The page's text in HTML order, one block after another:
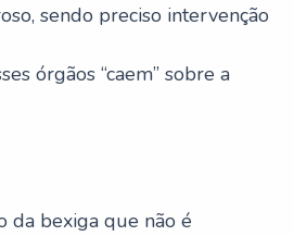
sendo preciso intervenção
órgãos “caem” sobre a
da bexiga que não é